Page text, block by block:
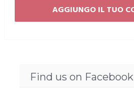
Find us on Facebook